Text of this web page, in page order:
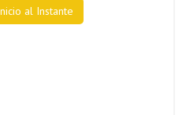
al Instante